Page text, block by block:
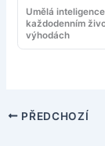
Umělá
každodenním
výhodách
PŘEDCHOZÍ